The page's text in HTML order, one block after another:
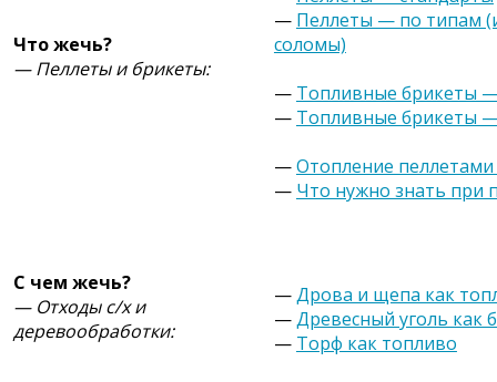
Что жечь?
— Пеллеты и брикеты:
— Пеллеты — по типам
соломы)
— Топливные брикеты
— Топливные брикеты
—Отопление
— Что нужно знать при
С чем жечь?
— Отходы с/х и
деревообработки:
—Дрова и щепа как
—Древесный уголь как
— Торф как топливо